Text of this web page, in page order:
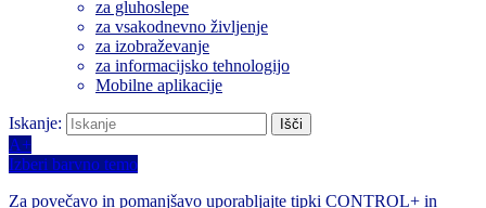
za gluhoslepe
za vsakodnevno življenje
za izobraževanje
za informacijsko tehnologijo
Mobilne aplikacije
Iskanje:
A+
Izberi barvno temo
Za povečavo in pomanjšavo uporabljajte tipki CONTROL+ in